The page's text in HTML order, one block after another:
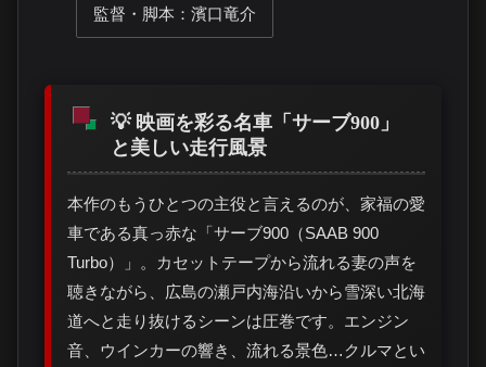
監督・脚本：濱口竜介
💡 映画を彩る名車「サーブ900」
と美しい走行風景
本作のもうひとつの主役と言えるのが、家福の愛
車である真っ赤な「サーブ900（SAAB 900
Turbo）」。カセットテープから流れる妻の声を
聴きながら、広島の瀬戸内海沿いから雪深い北海
道へと走り抜けるシーンは圧巻です。エンジン
音、ウインカーの響き、流れる景色…クルマとい